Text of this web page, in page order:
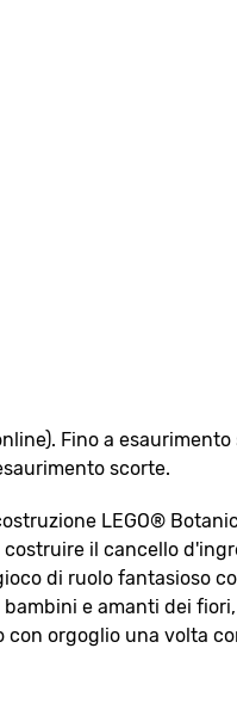
Fino a esaurimento
scorte.
LEGO®
il cancello
di ruolo fantasioso
e amanti dei
con orgoglio una volta